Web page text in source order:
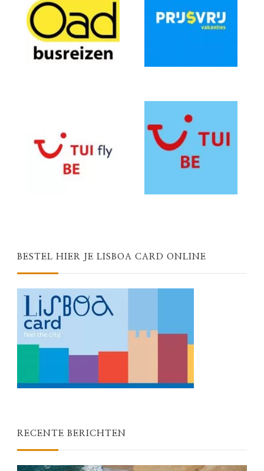
BESTEL HIER JE LISBOA CARD ONLINE
RECENTE BERICHTEN